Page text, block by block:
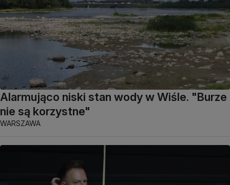
Alarmująco niski stan wody w Wiśle. "Burze
nie są korzystne"
WARSZAWA